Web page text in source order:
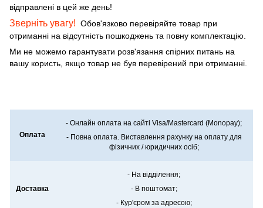
відправлені в цей же день!
Зверніть увагу! Обов'язково перевіряйте товар при
отриманні на відсутність пошкоджень та повну комплектацію.
Ми не можемо гарантувати розв'язання спірних питань на
вашу користь, якщо товар не був перевірений при отриманні.
Оплата
- Онлайн оплата на сайті Visa/Mastercard (Monopay);
- Повна оплата. Виставлення рахунку на оплату для
фізичних / юридичних осіб;
Доставка
- На відділення;
- В поштомат;
- Кур'єром за адресою;